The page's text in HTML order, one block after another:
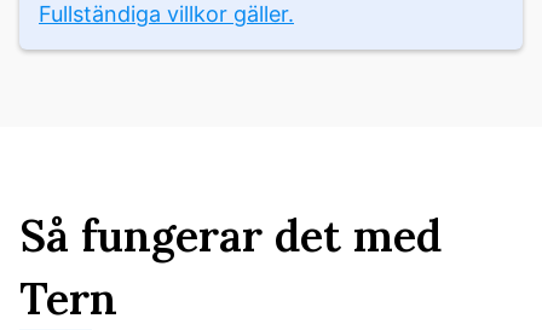
Fullständiga villkor gäller.
Så fungerar det med
Tern